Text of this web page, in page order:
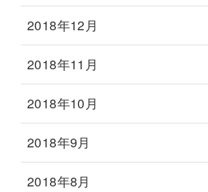
2018年12月
2018年11月
2018年10月
2018年9月
2018年8月